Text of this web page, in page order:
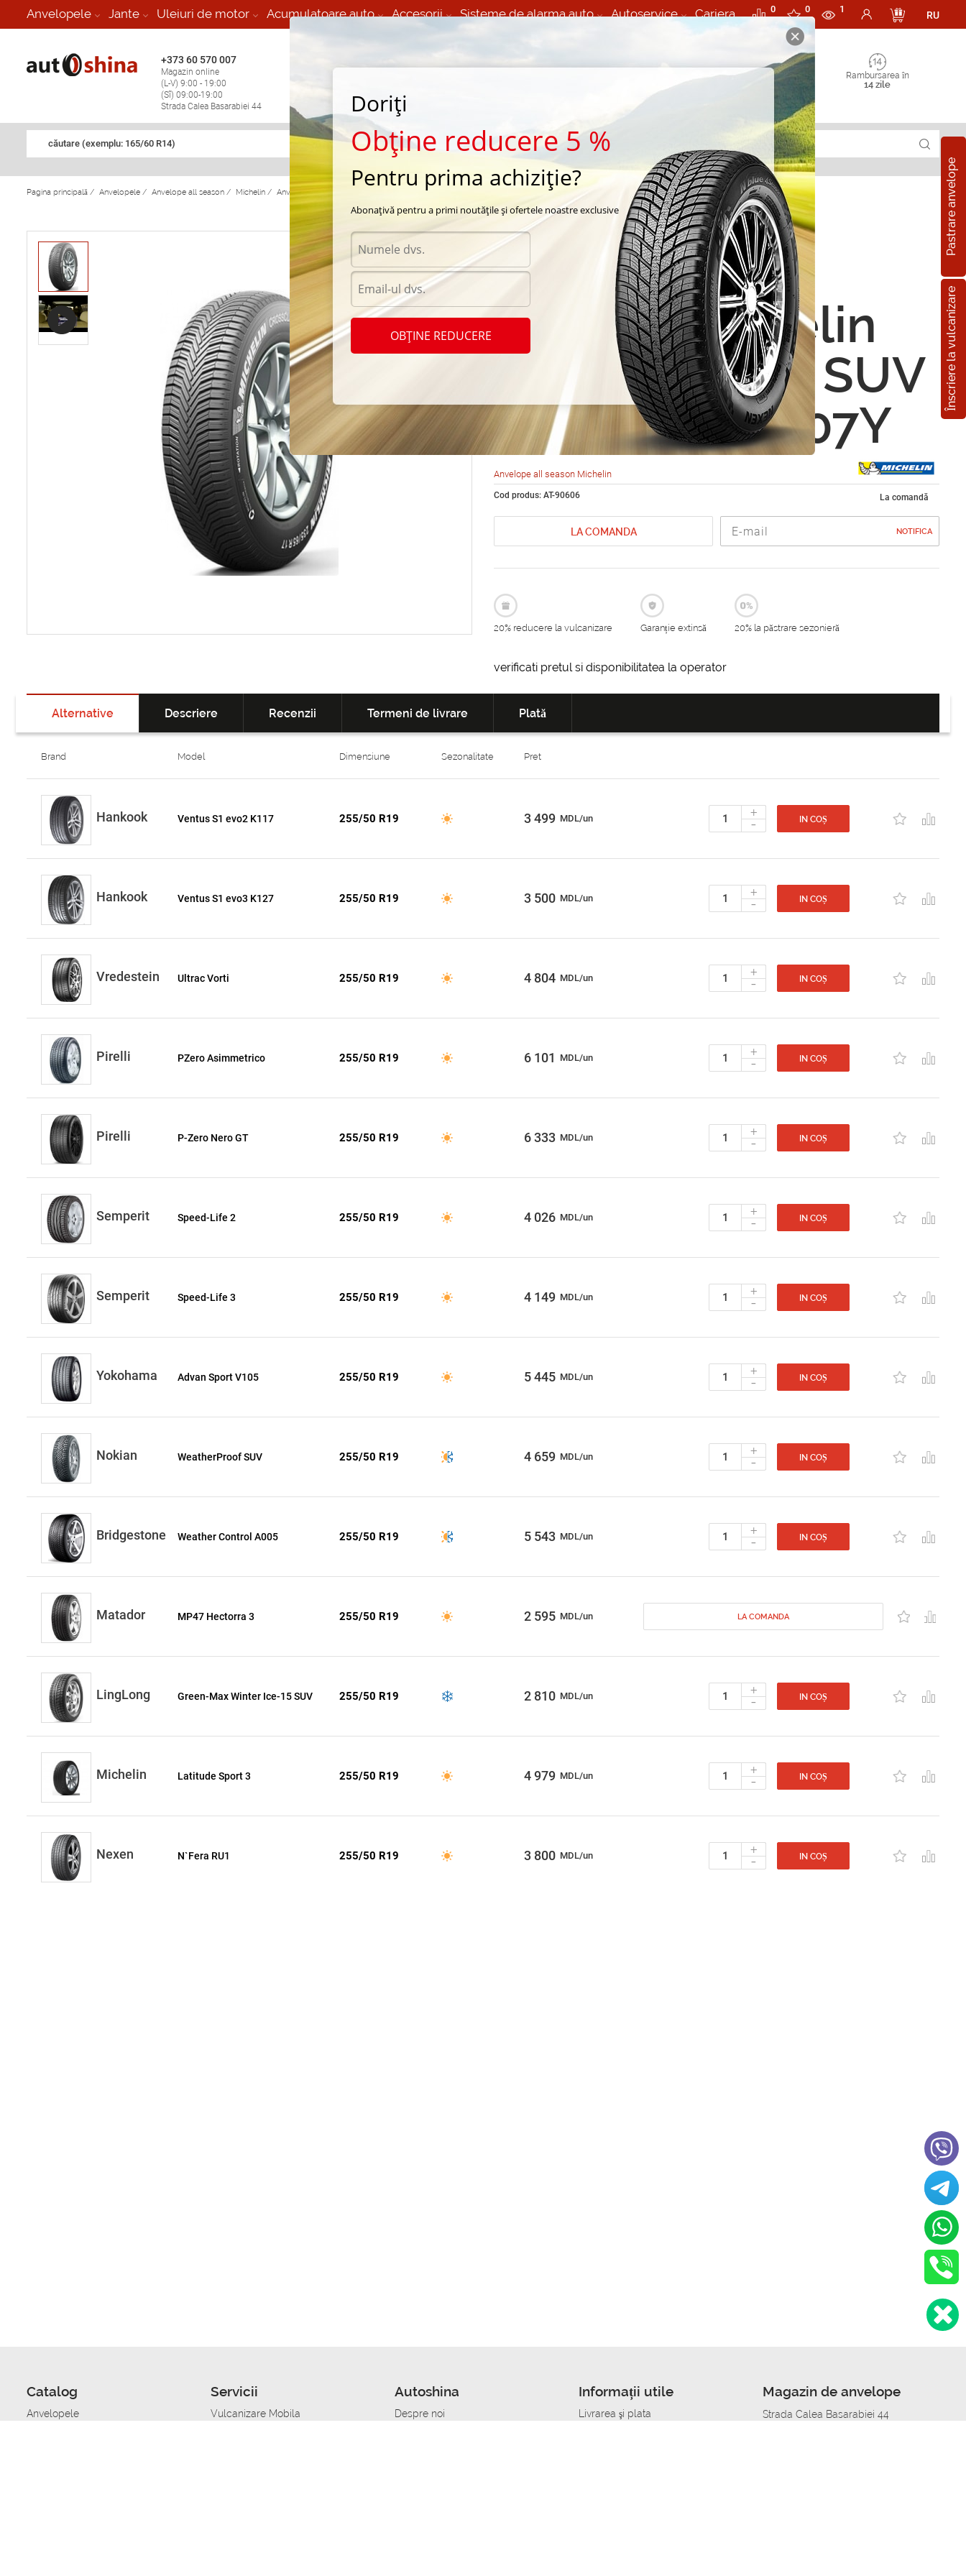
Anvelopele Jante Uleiuri de motor Acumulatoare auto Accesorii Sisteme de alarma auto Autoservice Cariera 0 0 1
RU
+373 60 570 007
Magazin online
(L-V) 9:00 - 19:00
(Sî) 09:00-19:00
Strada Calea Basarabiei 44
Vulcanizare Mobila 24/7 non
Rambursarea în
14 zile
căutare (exemplu: 165/60 R14)
Pastrare anvelope
Înscriere la vulcanizare
Pagina principală / Anvelopele / Anvelope all season / Michelin / Anvelope all season Michelin CrossClimate SUV Michelin CrossClimate SUV 255/50 R19 107Y
Anvelope all
season Michelin
CrossClimate SUV
255/50 R19 107Y
Anvelope all season Michelin
Cod produs: AT-90606 La comandă
LA COMANDA NOTIFICA
20% reducere la vulcanizare Garanție extinsă 20% la păstrare sezonieră
verificati pretul si disponibilitatea la operator
Alternative Descriere Recenzii Termeni de livrare Plată
Brand Model Dimensiune Sezonalitate Pret
Hankook Ventus S1 evo2 K117 255/50 R19 3 499 MDL/un +
- IN COȘ
Hankook Ventus S1 evo3 K127 255/50 R19 3 500 MDL/un +
- IN COȘ
Vredestein Ultrac Vorti 255/50 R19 4 804 MDL/un +
- IN COȘ
Pirelli PZero Asimmetrico 255/50 R19 6 101 MDL/un +
- IN COȘ
Pirelli P-Zero Nero GT 255/50 R19 6 333 MDL/un +
- IN COȘ
Semperit Speed-Life 2 255/50 R19 4 026 MDL/un +
- IN COȘ
Semperit Speed-Life 3 255/50 R19 4 149 MDL/un +
- IN COȘ
Yokohama Advan Sport V105 255/50 R19 5 445 MDL/un +
- IN COȘ
Nokian WeatherProof SUV 255/50 R19 4 659 MDL/un +
- IN COȘ
Bridgestone Weather Control A005 255/50 R19 5 543 MDL/un +
- IN COȘ
Matador MP47 Hectorra 3 255/50 R19 2 595 MDL/un LA COMANDA
LingLong Green-Max Winter Ice-15 SUV 255/50 R19 2 810 MDL/un +
- IN COȘ
Michelin Latitude Sport 3 255/50 R19 4 979 MDL/un +
- IN COȘ
Nexen N`Fera RU1 255/50 R19 3 800 MDL/un +
- IN COȘ
Catalog
Anvelopele
Servicii
Vulcanizare Mobila
Autoshina
Despre noi
Informații utile
Livrarea şi plata
Magazin de anvelope
Strada Calea Basarabiei 44
Doriți
Obține reducere 5 %
Pentru prima achiziție?
Abonațivă pentru a primi noutățile și ofertele noastre exclusive
OBȚINE REDUCERE